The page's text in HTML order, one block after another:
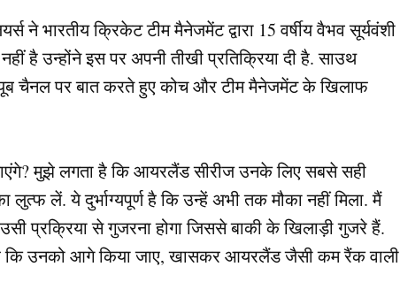
ने भारतीय क्रिकेट टीम मैनेजमेंट द्वारा 15 वर्षीय वैभव सूर्यवंशी
है उन्होंने इस पर अपनी तीखी प्रतिक्रिया दी है. साउथ
चैनल पर बात करते हुए कोच और टीम मैनेजमेंट के खिलाफ
मुझे लगता है कि आयरलैंड सीरीज उनके लिए सबसे सही
लें. ये दुर्भाग्यपूर्ण है कि उन्हें अभी तक मौका नहीं मिला. मैं
प्रक्रिया से गुजरना होगा जिससे बाकी के खिलाड़ी गुजरे हैं.
कि उनको आगे किया जाए, खासकर आयरलैंड जैसी कम रैंक वाली